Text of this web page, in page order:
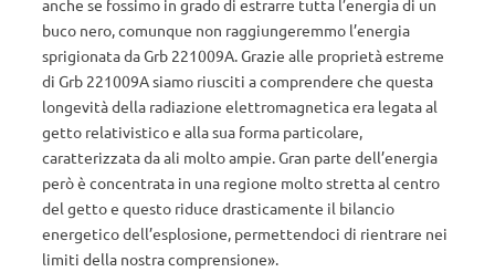
anche se fossimo in grado di estrarre tutta l’energia di un
buco nero, comunque non raggiungeremmo l’energia
sprigionata da Grb 221009A. Grazie alle proprietà estreme
di Grb 221009A siamo riusciti a comprendere che questa
longevità della radiazione elettromagnetica era legata al
getto relativistico e alla sua forma particolare,
caratterizzata da ali molto ampie. Gran parte dell’energia
però è concentrata in una regione molto stretta al centro
del getto e questo riduce drasticamente il bilancio
energetico dell’esplosione, permettendoci di rientrare nei
limiti della nostra comprensione».